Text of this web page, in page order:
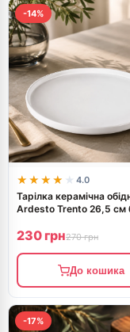
-14%
★★★★★
★★★★★ 4.0
Тарілка керамічна
Ardesto Trento 26,5 см
230 грн270 грн
До кошика
-17%